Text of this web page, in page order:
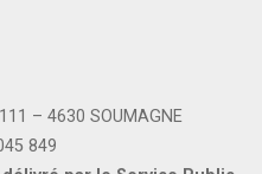
– 4630 SOUMAGNE
849